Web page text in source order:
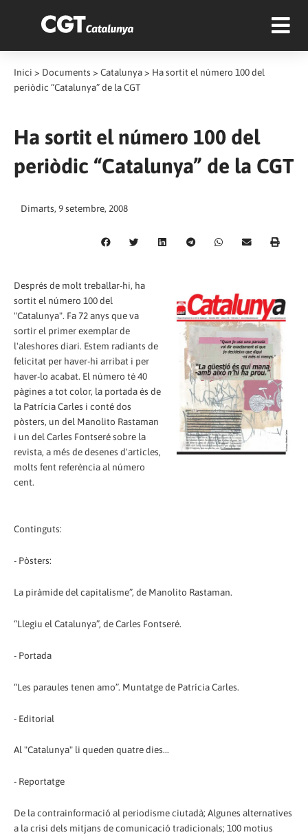
Inici > Documents > Catalunya> Ha sortit el número 100 del
periòdic “Catalunya” de la CGT
Ha sortit el número 100 del
periòdic “Catalunya” de la CGT
Dimarts, 9 setembre, 2008
Després de molt treballar-hi, ha
sortit el número 100 del
"Catalunya". Fa 72 anys que va
sortir el primer exemplar de
l'aleshores diari. Estem radiants de
felicitat per haver-hi arribat i per
haver-lo acabat. El número té 40
pàgines a tot color, la portada és de
la Patrícia Carles i conté dos
pòsters, un del Manolito Rastaman
i un del Carles Fontseré sobre la
revista, a més de desenes d'articles,
molts fent referència al número
cent.
Continguts:
- Pòsters:
La piràmide del capitalisme”, de Manolito Rastaman.
“Llegiu el Catalunya”, de Carles Fontseré.
- Portada
“Les paraules tenen amo”. Muntatge de Patrícia Carles.
- Editorial
Al "Catalunya" li queden quatre dies...
- Reportatge
De la contrainformació al periodisme ciutadà; Algunes alternatives
a la crisi dels mitjans de comunicació tradicionals; 100 motius